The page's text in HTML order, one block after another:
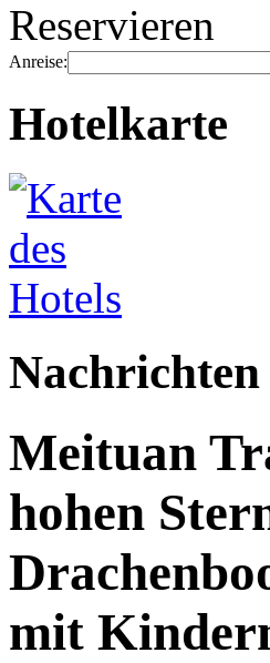
Reservieren
Anreise:
Hotelkarte
Nachrichten
Meituan
hohen
mit